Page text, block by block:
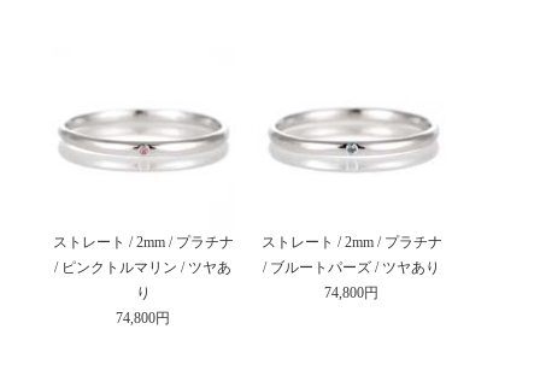
ストレート / 2mm / プラチナ
/ ピンクトルマリン / ツヤあ
り
74,800円
ストレート / 2mm / プラチナ
/ ブルートパーズ / ツヤあり
74,800円